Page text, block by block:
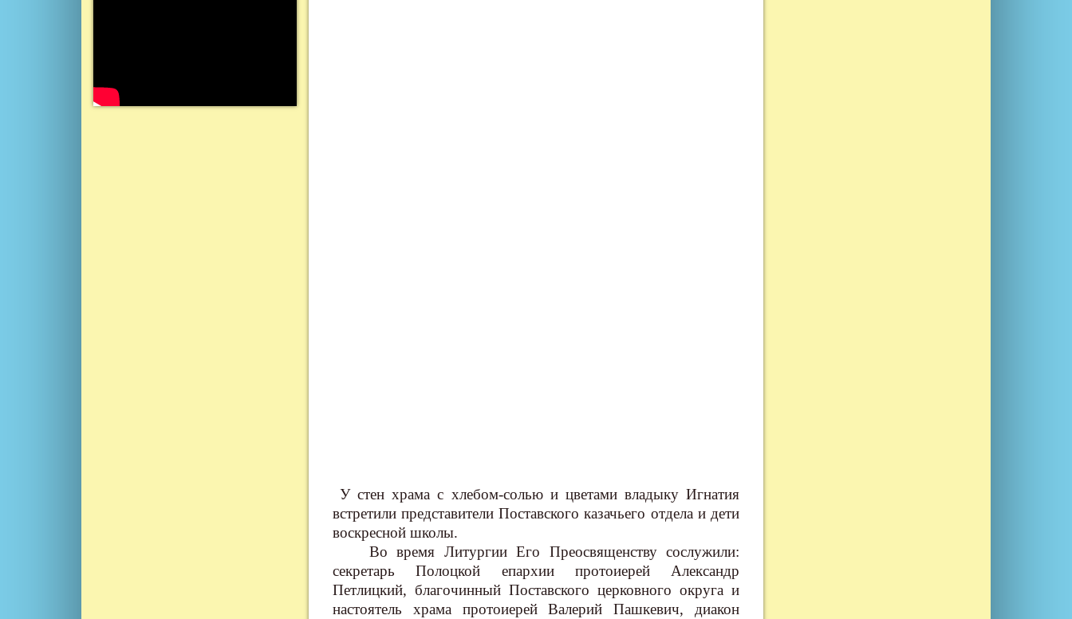
У стен храма с хлебом-солью и цветами владыку Игнатия
встретили представители Поставского казачьего отдела и дети
воскресной школы.
Во время Литургии Его Преосвященству сослужили:
секретарь Полоцкой епархии протоиерей Александр
Петлицкий, благочинный Поставского церковного округа и
настоятель храма протоиерей Валерий Пашкевич, диакон